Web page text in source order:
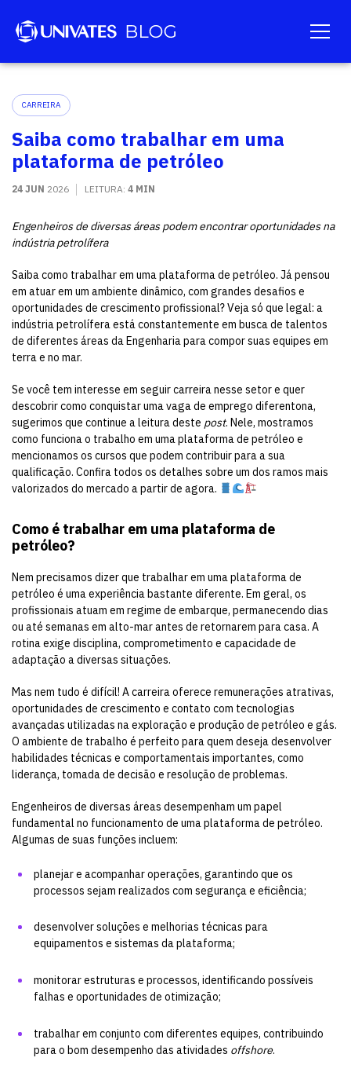
CARREIRA
Saiba como trabalhar em uma
plataforma de petróleo
24 JUN 2026 LEITURA: 4 MIN
Engenheiros de diversas áreas podem encontrar oportunidades na
indústria petrolífera
Saiba como trabalhar em uma plataforma de petróleo. Já pensou
em atuar em um ambiente dinâmico, com grandes desafios e
oportunidades de crescimento profissional? Veja só que legal: a
indústria petrolífera está constantemente em busca de talentos
de diferentes áreas da Engenharia para compor suas equipes em
terra e no mar.
Se você tem interesse em seguir carreira nesse setor e quer
descobrir como conquistar uma vaga de emprego diferentona,
sugerimos que continue a leitura deste post. Nele, mostramos
como funciona o trabalho em uma plataforma de petróleo e
mencionamos os cursos que podem contribuir para a sua
qualificação. Confira todos os detalhes sobre um dos ramos mais
valorizados do mercado a partir de agora.
Como é trabalhar em uma plataforma de
petróleo?
Nem precisamos dizer que trabalhar em uma plataforma de
petróleo é uma experiência bastante diferente. Em geral, os
profissionais atuam em regime de embarque, permanecendo dias
ou até semanas em alto-mar antes de retornarem para casa. A
rotina exige disciplina, comprometimento e capacidade de
adaptação a diversas situações.
Mas nem tudo é difícil! A carreira oferece remunerações atrativas,
oportunidades de crescimento e contato com tecnologias
avançadas utilizadas na exploração e produção de petróleo e gás.
O ambiente de trabalho é perfeito para quem deseja desenvolver
habilidades técnicas e comportamentais importantes, como
liderança, tomada de decisão e resolução de problemas.
Engenheiros de diversas áreas desempenham um papel
fundamental no funcionamento de uma plataforma de petróleo.
Algumas de suas funções incluem:
planejar e acompanhar operações, garantindo que os
processos sejam realizados com segurança e eficiência;
desenvolver soluções e melhorias técnicas para
equipamentos e sistemas da plataforma;
monitorar estruturas e processos, identificando possíveis
falhas e oportunidades de otimização;
trabalhar em conjunto com diferentes equipes, contribuindo
para o bom desempenho das atividades offshore.